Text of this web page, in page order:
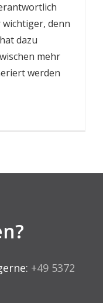
wichtiger, denn
dazu
mehr
werden
+49 5372